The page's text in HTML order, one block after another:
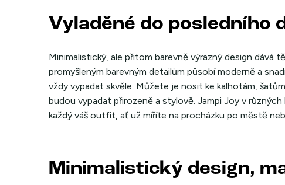
Vyladěné do posledního
Minimalistický, ale přitom barevně výrazný design dává
promyšleným barevným detailům působí moderně a
vždy vypadat skvěle. Můžete je nosit ke kalhotám,
budou vypadat přirozeně a stylově. Jampi Joy v
každý váš outfit, ať už míříte na procházku po městě
Minimalistický design,